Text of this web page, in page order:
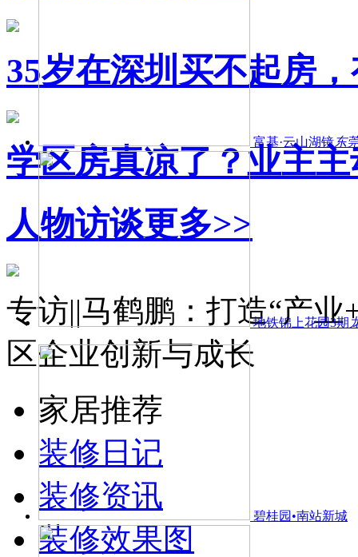
富基·云山湖镜东
地铁锦上花园3期
碧桂园•南站新城
35岁在深圳买不起房
学区房真凉了？业主
人物访谈更多>>
专访||马鹤鹏：打造“产
区企业创新与成长
家居推荐
装修日记
装修资讯
装修效果图